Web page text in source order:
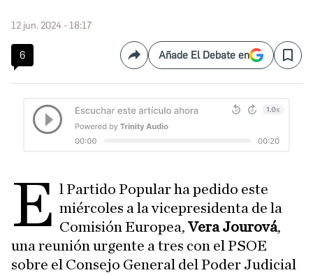
12 jun. 2024 - 18:17
6 CompartirAñade El Debate en Save
E l Partido Popular ha pedido este
miércoles a la vicepresidenta de la
Comisión Europea,Vera Jourová,
una reunión urgente a tres con el PSOE
sobre el Consejo General del Poder Judicial